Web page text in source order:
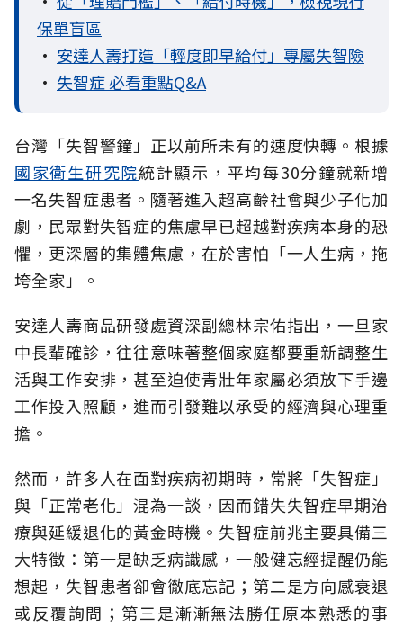
保單盲區
• 安達人壽打造「輕度即早給付」專屬失智險
• 失智症 必看重點Q&A
台灣「失智警鐘」正以前所未有的速度快轉。根據
國家衛生研究院統計顯示，平均每30分鐘就新增
一名失智症患者。隨著進入超高齡社會與少子化加
劇，民眾對失智症的焦慮早已超越對疾病本身的恐
懼，更深層的集體焦慮，在於害怕「一人生病，拖
垮全家」。
安達人壽商品研發處資深副總林宗佑指出，一旦家
中長輩確診，往往意味著整個家庭都要重新調整生
活與工作安排，甚至迫使青壯年家屬必須放下手邊
工作投入照顧，進而引發難以承受的經濟與心理重
擔。
然而，許多人在面對疾病初期時，常將「失智症」
與「正常老化」混為一談，因而錯失失智症早期治
療與延緩退化的黃金時機。失智症前兆主要具備三
大特徵：第一是缺乏病識感，一般健忘經提醒仍能
想起，失智患者卻會徹底忘記；第二是方向感衰退
或反覆詢問；第三是漸漸無法勝任原本熟悉的事